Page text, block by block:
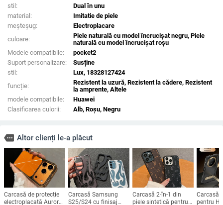
stil:
Dual în unu
material:
Imitatie de piele
meșteșug:
Electroplacare
culoare:
Piele naturală cu model încrucișat negru, Piele
naturală cu model încrucișat roșu
Modele compatibile:
pocket2
Suport personalizare:
Susține
stil:
Lux, 18328127424
funcție:
Rezistent la uzură, Rezistent la cădere, Rezistent
la amprente, Altele
modele compatibile:
Huawei
Clasificarea culorii:
Alb, Roșu, Negru
more Altor clienți le-a plăcut
Carcasă de protecție
electroplacată Aurora
Carcasă Samsung
S25/S24 cu finisaj
Carcasă 2-în-1 din
piele sintetică pentru
Carcasă
pentru